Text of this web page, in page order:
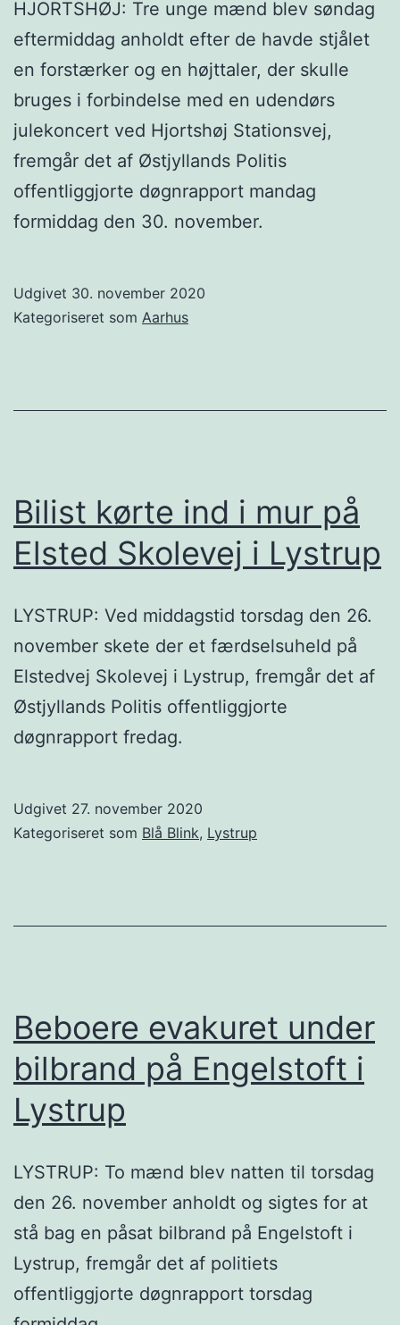
HJORTSHØJ: Tre unge mænd blev søndag
eftermiddag anholdt efter de havde stjålet
en forstærker og en højttaler, der skulle
bruges i forbindelse med en udendørs
julekoncert ved Hjortshøj Stationsvej,
fremgår det af Østjyllands Politis
offentliggjorte døgnrapport mandag
formiddag den 30. november.
Udgivet 30. november 2020
Kategoriseret som Aarhus
Bilist kørte ind i mur på
Elsted Skolevej i Lystrup
LYSTRUP: Ved middagstid torsdag den 26.
november skete der et færdselsuheld på
Elstedvej Skolevej i Lystrup, fremgår det af
Østjyllands Politis offentliggjorte
døgnrapport fredag.
Udgivet 27. november 2020
Kategoriseret som Blå Blink, Lystrup
Beboere evakuret under
bilbrand på Engelstoft i
Lystrup
LYSTRUP: To mænd blev natten til torsdag
den 26. november anholdt og sigtes for at
stå bag en påsat bilbrand på Engelstoft i
Lystrup, fremgår det af politiets
offentliggjorte døgnrapport torsdag